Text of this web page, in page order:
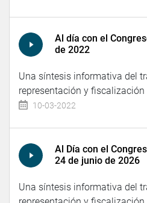
Al día con el
de 2022
Una síntesis informativa del
representación y
10-03-2022
Al Día con el
24 de junio de 2026
Una síntesis informativa del